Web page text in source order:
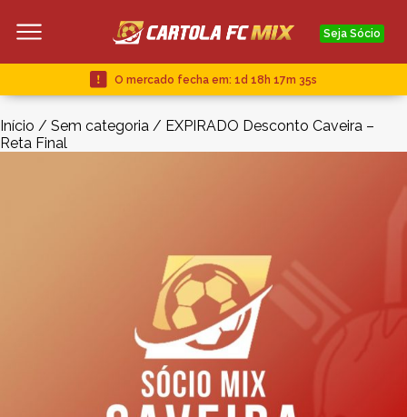
Seja Sócio
O mercado fecha em: 1d 18h 17m 34s
Início / Sem categoria / EXPIRADO Desconto Caveira –
Reta Final